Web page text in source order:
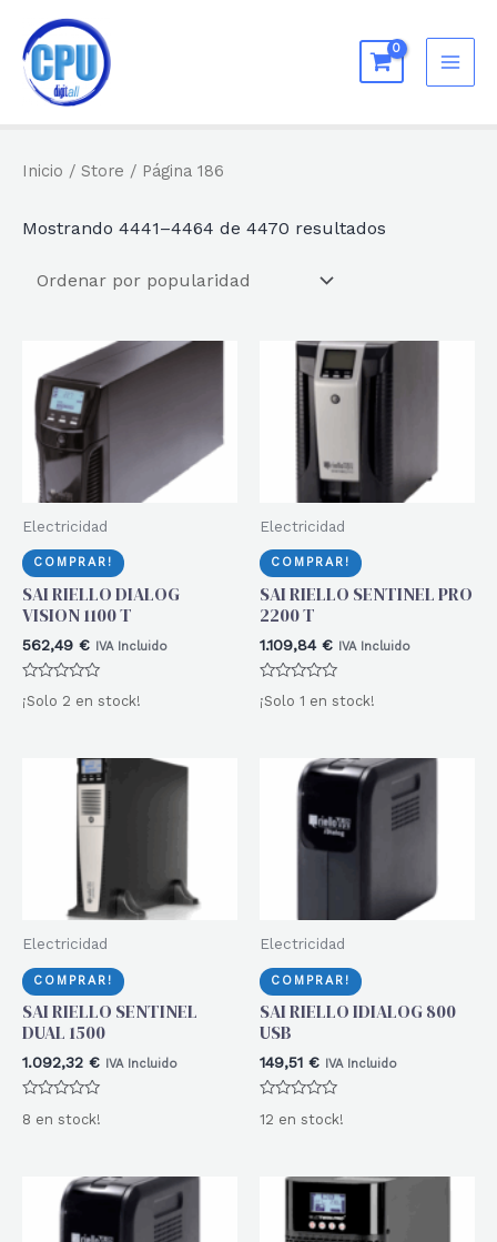
contenido
Inicio / Store / Página 186
Mostrando 4441–4464 de 4470 resultados
Electricidad
COMPRAR!
SAI RIELLO DIALOG
VISION 1100 T
562,49 € IVA Incluido
Valorado
con
¡Solo 2 en stock!
Electricidad
COMPRAR!
SAI RIELLO SENTINEL PRO
2200 T
1.109,84 € IVA Incluido
Valorado
con
¡Solo 1 en stock!
Electricidad
COMPRAR!
SAI RIELLO SENTINEL
DUAL 1500
1.092,32 € IVA Incluido
con
8 en stock!
Electricidad
COMPRAR!
SAI RIELLO IDIALOG 800
USB
149,51 € IVA Incluido
con
12 en stock!